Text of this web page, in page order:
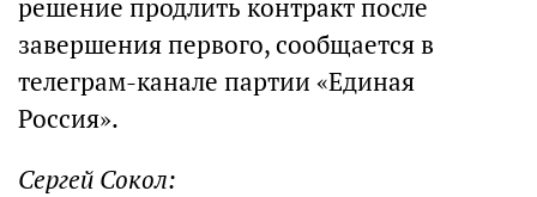
решение продлить контракт после
завершения первого, сообщается в
телеграм-канале партии «Единая
Россия».
Сергей Сокол: